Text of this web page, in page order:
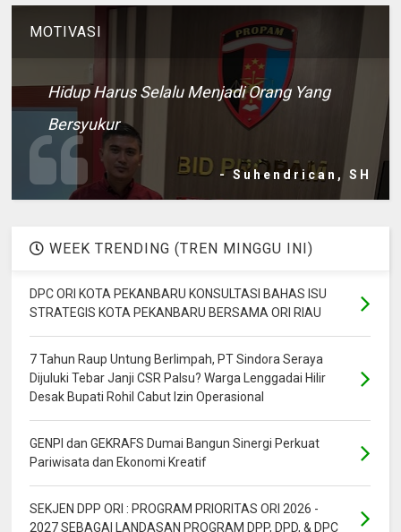
MOTIVASI
Hidup Harus Selalu Menjadi Orang Yang
Bersyukur
- Suhendrican, SH
WEEK TRENDING (TREN MINGGU INI)
DPC ORI KOTA PEKANBARU KONSULTASI BAHAS ISU
STRATEGIS KOTA PEKANBARU BERSAMA ORI RIAU
7 Tahun Raup Untung Berlimpah, PT Sindora Seraya
Dijuluki Tebar Janji CSR Palsu? Warga Lenggadai Hilir
Desak Bupati Rohil Cabut Izin Operasional
GENPI dan GEKRAFS Dumai Bangun Sinergi Perkuat
Pariwisata dan Ekonomi Kreatif
SEKJEN DPP ORI : PROGRAM PRIORITAS ORI 2026 -
2027 SEBAGAI LANDASAN PROGRAM DPP, DPD, & DPC